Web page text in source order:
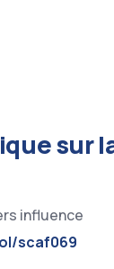
sur
influence
scaf069